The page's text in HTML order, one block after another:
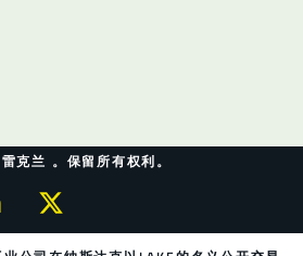
克兰 。保留所有权利。